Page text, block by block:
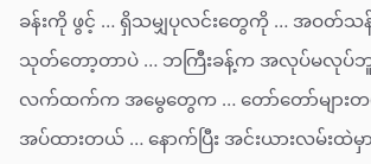
ခန်းကို ဖွင့် … ရှိသမျှပုလင်းတွေကို … အဝတ်သ
သုတ်တော့တာပဲ … ဘကြီးခန့်က အလုပ်မလုပ်ဘူ
လက်ထက်က အမွေတွေက … တော်တော်များ
အပ်ထားတယ် … နောက်ပြီး အင်းယားလမ်းထဲမှ